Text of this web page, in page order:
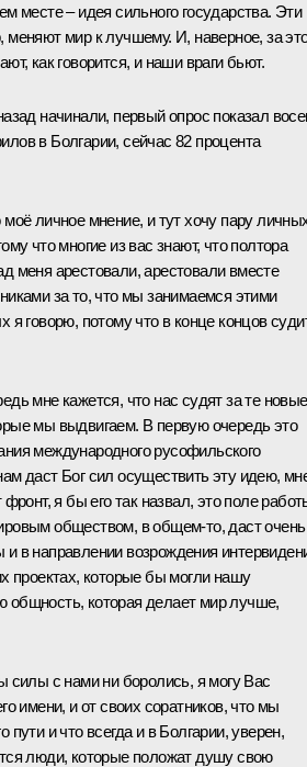
месте ‒ идея сильного государства. Эти
меняют мир к лучшему. И, наверное, за
как говорится, и наши враги бьют.
начинали, первый опрос показал
в Болгарии, сейчас 82 процента
личное мнение, и тут хочу пару
что многие из вас знают, что полтора
меня арестовали, арестовали вместе
за то, что мы занимаемся этими
я говорю, потому что в конце концов
мне кажется, что нас судят за те новые
мы выдвигаем. В первую очередь это
международного русофильского
даст Бог сил осуществить эту идею,
фронт, я бы его так назвал, это поле
обществом, в общем‑то, даст очень
в направлении возрождения
проектах, которые бы могли нашу
общность, которая делает мир лучше,
силы с нами ни боролись, я могу Вас
имени, и от своих соратников, что мы
пути и что всегда и в Болгарии, уверен,
люди, которые положат душу свою